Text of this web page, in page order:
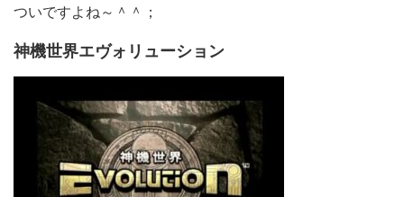
ついですよね～＾＾；
神機世界エヴォリューション